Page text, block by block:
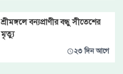
শ্রীমঙ্গলে বন্যপ্রাণীর বন্ধু সীতেশের
মৃত্যু
২৩ দিন আগে